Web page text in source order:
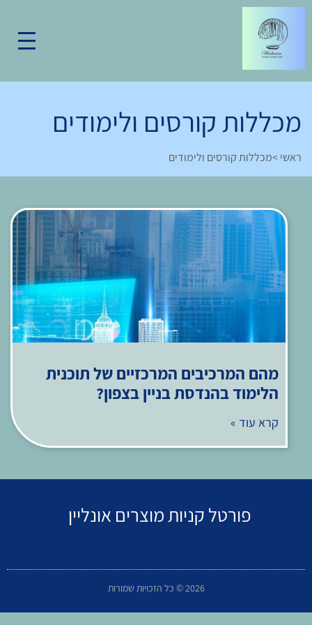
מכללות קורסים ולימודים
ראשי>מכללות קורסים ולימודים
מהם המרכיבים המרכזיים של תוכנית
הלימוד בהנדסת בניין בצפון?
קרא עוד »
פורטל קניות מוצרים אונליין
2026 © כל הזכויות שמורות